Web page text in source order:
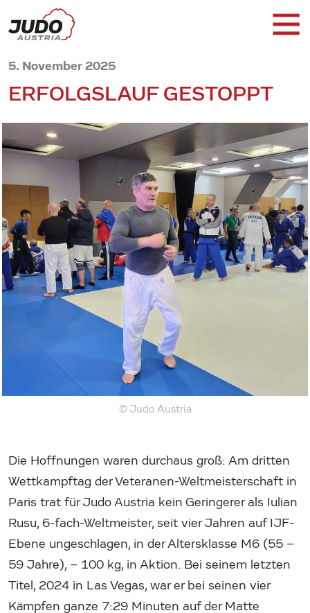
5. November 2025
ERFOLGSLAUF GESTOPPT
© Judo Austria
Die Hoffnungen waren durchaus groß: Am dritten
Wettkampftag der Veteranen-Weltmeisterschaft in
Paris trat für Judo Austria kein Geringerer als Iulian
Rusu, 6-fach-Weltmeister, seit vier Jahren auf IJF-
Ebene ungeschlagen, in der Altersklasse M6 (55 –
59 Jahre), – 100 kg, in Aktion. Bei seinem letzten
Titel, 2024 in Las Vegas, war er bei seinen vier
Kämpfen ganze 7:29 Minuten auf der Matte